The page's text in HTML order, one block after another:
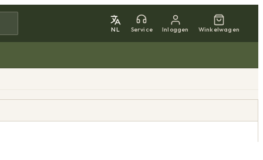
NL Service Inloggen Winkelwagen